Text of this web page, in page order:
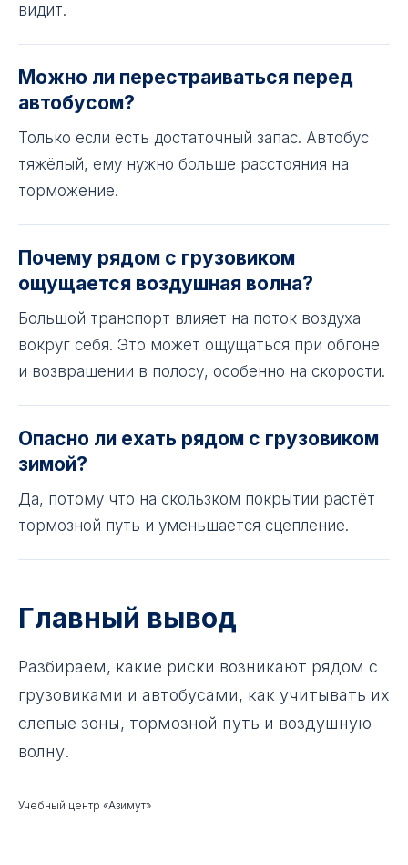
видит.
Можно ли перестраиваться перед
автобусом?
Только если есть достаточный запас. Автобус
тяжёлый, ему нужно больше расстояния на
торможение.
Почему рядом с грузовиком
ощущается воздушная волна?
Большой транспорт влияет на поток воздуха
вокруг себя. Это может ощущаться при обгоне
и возвращении в полосу, особенно на скорости.
Опасно ли ехать рядом с грузовиком
зимой?
Да, потому что на скользком покрытии растёт
тормозной путь и уменьшается сцепление.
Главный вывод
Разбираем, какие риски возникают рядом с
грузовиками и автобусами, как учитывать их
слепые зоны, тормозной путь и воздушную
волну.
Учебный центр «Азимут»